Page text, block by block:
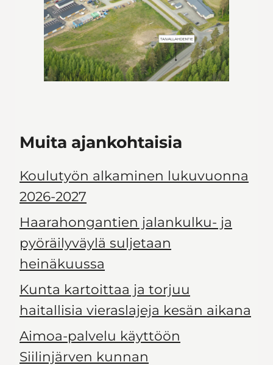
Muita ajankohtaisia
Koulutyön alkaminen lukuvuonna
2026-2027
Haarahongantien jalankulku- ja
pyöräilyväylä suljetaan
heinäkuussa
Kunta kartoittaa ja torjuu
haitallisia vieraslajeja kesän aikana
Aimoa-palvelu käyttöön
Siilinjärven kunnan